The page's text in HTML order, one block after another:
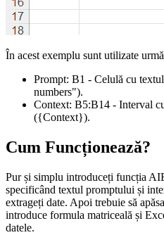
În acest exemplu sunt utilizate
Prompt: B1 - Celulă cu
numbers").
Context: B5:B14 - Interval
({Context}).
Cum Funcționează?
Pur și simplu introduceți funcția
specificând textul promptului și
extrageți date. Apoi trebuie să
introduce formula matriceală și
datele.